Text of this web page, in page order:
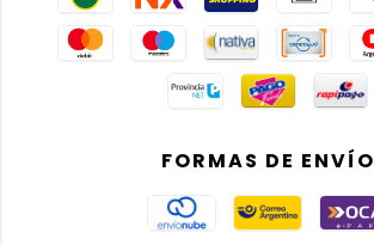
FORMAS DE ENVÍO